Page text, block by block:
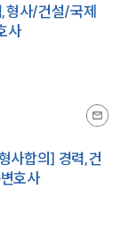
형사/건설/국제
사
사합의] 경력,건
호사